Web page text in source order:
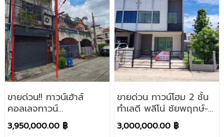
ขายด่วน!! ทาวน์เฮ้าส์
คอลเลจทาวน์
ซ.รามคำแหง 24 ใกล้มหา
วิทยาลัยอัสสัมชัญ
3,950,000.00 ฿
ขายด่วน ทาวน์โฮม 2 ชั้น
ทำเลดี พลีโน่ ชัยพฤกษ์-
แจ้งวัฒนะ ปากเกร็ด
นนทบุรี พื้นที่ 34 ตรว.
3,000,000.00 ฿